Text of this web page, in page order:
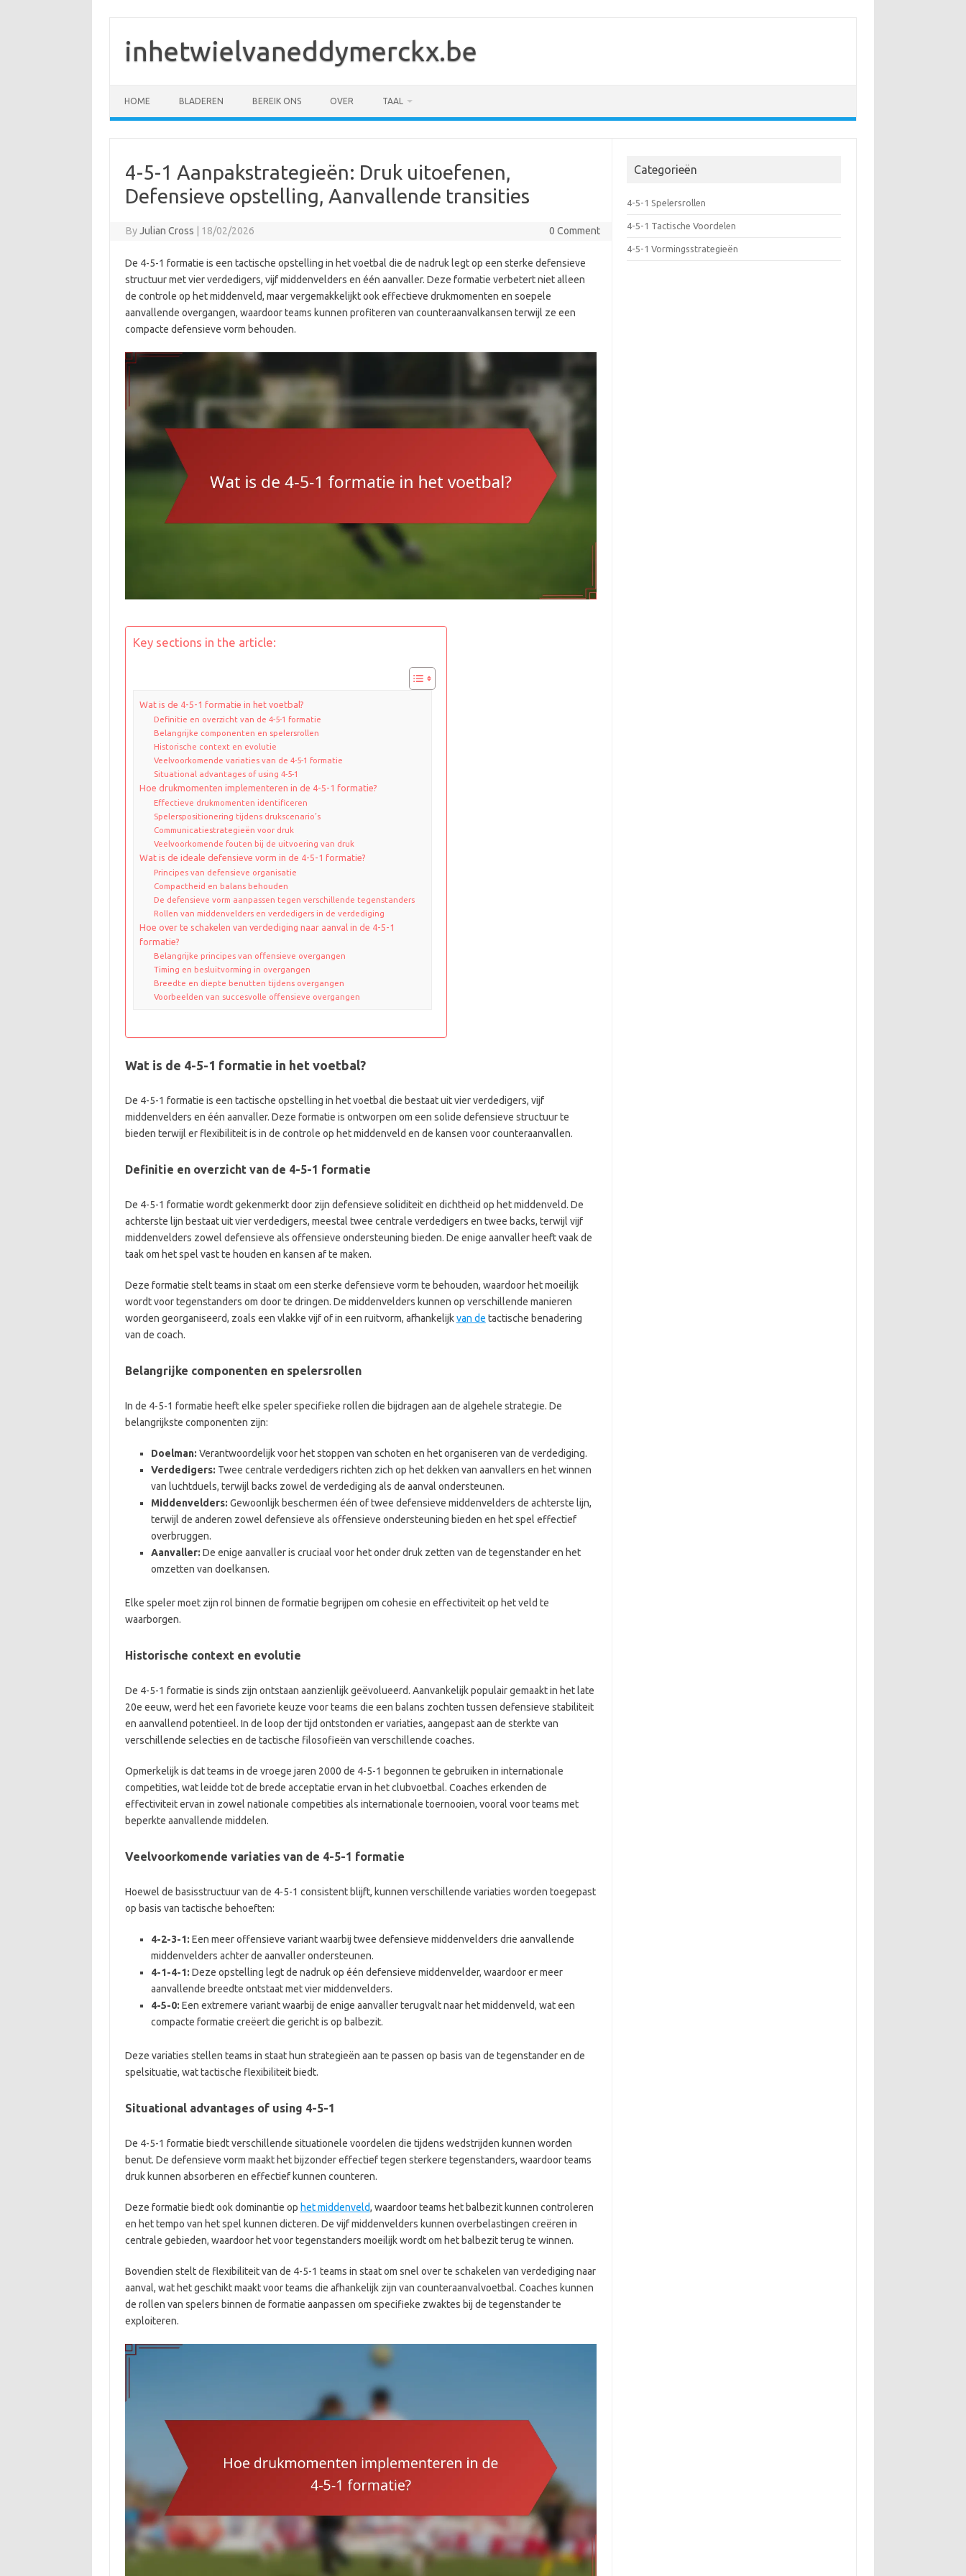
contentinhetwielvaneddymerckx.be
HOME BLADEREN BEREIK ONS OVER TAAL
4-5-1 Aanpakstrategieën: Druk uitoefenen,
Defensieve opstelling, Aanvallende transities
ByJulian Cross 18/02/2026 0 Comment
De 4-5-1 formatie is een tactische opstelling in het voetbal die de nadruk legt op een sterke defensieve
structuur met vier verdedigers, vijf middenvelders en één aanvaller. Deze formatie verbetert niet alleen
de controle op het middenveld, maar vergemakkelijkt ook effectieve drukmomenten en soepele
aanvallende overgangen, waardoor teams kunnen profiteren van counteraanvalkansen terwijl ze een
compacte defensieve vorm behouden.
Key sections in the article:
Wat is de 4-5-1 formatie in het voetbal?
Definitie en overzicht van de 4-5-1 formatie
Belangrijke componenten en spelersrollen
Historische context en evolutie
Veelvoorkomende variaties van de 4-5-1 formatie
Situational advantages of using 4-5-1
Hoe drukmomenten implementeren in de 4-5-1 formatie?
Effectieve drukmomenten identificeren
Spelerspositionering tijdens drukscenario’s
Communicatiestrategieën voor druk
Veelvoorkomende fouten bij de uitvoering van druk
Wat is de ideale defensieve vorm in de 4-5-1 formatie?
Principes van defensieve organisatie
Compactheid en balans behouden
De defensieve vorm aanpassen tegen verschillende tegenstanders
Rollen van middenvelders en verdedigers in de verdediging
Hoe over te schakelen van verdediging naar aanval in de 4-5-1
formatie?
Belangrijke principes van offensieve overgangen
Timing en besluitvorming in overgangen
Breedte en diepte benutten tijdens overgangen
Voorbeelden van succesvolle offensieve overgangen
Wat is de 4-5-1 formatie in het voetbal?
De 4-5-1 formatie is een tactische opstelling in het voetbal die bestaat uit vier verdedigers, vijf
middenvelders en één aanvaller. Deze formatie is ontworpen om een solide defensieve structuur te
bieden terwijl er flexibiliteit is in de controle op het middenveld en de kansen voor counteraanvallen.
Definitie en overzicht van de 4-5-1 formatie
De 4-5-1 formatie wordt gekenmerkt door zijn defensieve soliditeit en dichtheid op het middenveld. De
achterste lijn bestaat uit vier verdedigers, meestal twee centrale verdedigers en twee backs, terwijl vijf
middenvelders zowel defensieve als offensieve ondersteuning bieden. De enige aanvaller heeft vaak de
taak om het spel vast te houden en kansen af te maken.
Deze formatie stelt teams in staat om een sterke defensieve vorm te behouden, waardoor het moeilijk
wordt voor tegenstanders om door te dringen. De middenvelders kunnen op verschillende manieren
worden georganiseerd, zoals een vlakke vijf of in een ruitvorm, afhankelijkvan de tactische benadering
van de coach.
Belangrijke componenten en spelersrollen
In de 4-5-1 formatie heeft elke speler specifieke rollen die bijdragen aan de algehele strategie. De
belangrijkste componenten zijn:
Doelman: Verantwoordelijk voor het stoppen van schoten en het organiseren van de verdediging.
Verdedigers: Twee centrale verdedigers richten zich op het dekken van aanvallers en het winnen
van luchtduels, terwijl backs zowel de verdediging als de aanval ondersteunen.
Middenvelders: Gewoonlijk beschermen één of twee defensieve middenvelders de achterste lijn,
terwijl de anderen zowel defensieve als offensieve ondersteuning bieden en het spel effectief
overbruggen.
Aanvaller: De enige aanvaller is cruciaal voor het onder druk zetten van de tegenstander en het
omzetten van doelkansen.
Elke speler moet zijn rol binnen de formatie begrijpen om cohesie en effectiviteit op het veld te
waarborgen.
Historische context en evolutie
De 4-5-1 formatie is sinds zijn ontstaan aanzienlijk geëvolueerd. Aanvankelijk populair gemaakt in het late
20e eeuw, werd het een favoriete keuze voor teams die een balans zochten tussen defensieve stabiliteit
en aanvallend potentieel. In de loop der tijd ontstonden er variaties, aangepast aan de sterkte van
verschillende selecties en de tactische filosofieën van verschillende coaches.
Opmerkelijk is dat teams in de vroege jaren 2000 de 4-5-1 begonnen te gebruiken in internationale
competities, wat leidde tot de brede acceptatie ervan in het clubvoetbal. Coaches erkenden de
effectiviteit ervan in zowel nationale competities als internationale toernooien, vooral voor teams met
beperkte aanvallende middelen.
Veelvoorkomende variaties van de 4-5-1 formatie
Hoewel de basisstructuur van de 4-5-1 consistent blijft, kunnen verschillende variaties worden toegepast
op basis van tactische behoeften:
4-2-3-1: Een meer offensieve variant waarbij twee defensieve middenvelders drie aanvallende
middenvelders achter de aanvaller ondersteunen.
4-1-4-1: Deze opstelling legt de nadruk op één defensieve middenvelder, waardoor er meer
aanvallende breedte ontstaat met vier middenvelders.
4-5-0: Een extremere variant waarbij de enige aanvaller terugvalt naar het middenveld, wat een
compacte formatie creëert die gericht is op balbezit.
Deze variaties stellen teams in staat hun strategieën aan te passen op basis van de tegenstander en de
spelsituatie, wat tactische flexibiliteit biedt.
Situational advantages of using 4-5-1
De 4-5-1 formatie biedt verschillende situationele voordelen die tijdens wedstrijden kunnen worden
benut. De defensieve vorm maakt het bijzonder effectief tegen sterkere tegenstanders, waardoor teams
druk kunnen absorberen en effectief kunnen counteren.
Deze formatie biedt ook dominantie op het middenveld, waardoor teams het balbezit kunnen controleren
en het tempo van het spel kunnen dicteren. De vijf middenvelders kunnen overbelastingen creëren in
centrale gebieden, waardoor het voor tegenstanders moeilijk wordt om het balbezit terug te winnen.
Bovendien stelt de flexibiliteit van de 4-5-1 teams in staat om snel over te schakelen van verdediging naar
aanval, wat het geschikt maakt voor teams die afhankelijk zijn van counteraanvalvoetbal. Coaches kunnen
de rollen van spelers binnen de formatie aanpassen om specifieke zwaktes bij de tegenstander te
exploiteren.
Categorieën
4-5-1 Spelersrollen
4-5-1 Tactische Voordelen
4-5-1 Vormingsstrategieën